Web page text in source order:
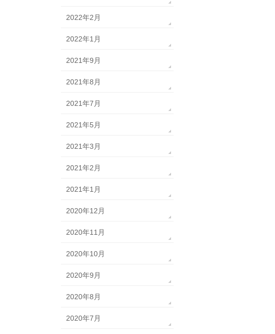
2022年2月
2022年1月
2021年9月
2021年8月
2021年7月
2021年5月
2021年3月
2021年2月
2021年1月
2020年12月
2020年11月
2020年10月
2020年9月
2020年8月
2020年7月